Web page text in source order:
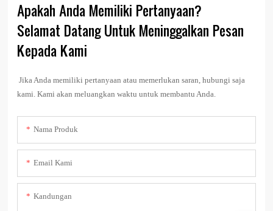
Apakah Anda Memiliki Pertanyaan?
Selamat Datang Untuk Meninggalkan Pesan
Kepada Kami
Jika Anda memiliki pertanyaan atau memerlukan saran, hubungi saja
kami. Kami akan meluangkan waktu untuk membantu Anda.
Nama Produk
Email Kami
Kandungan